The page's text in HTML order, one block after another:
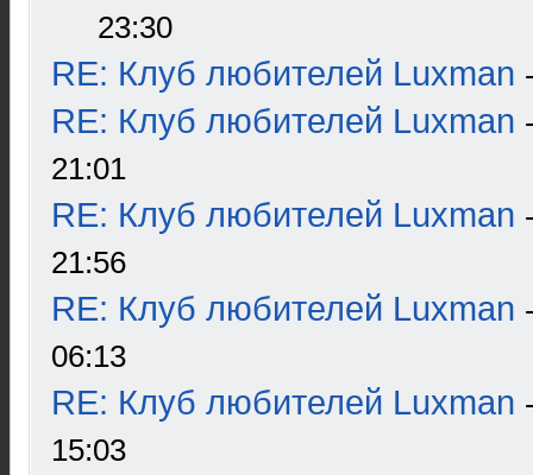
23:30
RE: Клуб любителей Luxman
RE: Клуб любителей Luxman
21:01
RE: Клуб любителей Luxman
21:56
RE: Клуб любителей Luxman
06:13
RE: Клуб любителей Luxman
15:03